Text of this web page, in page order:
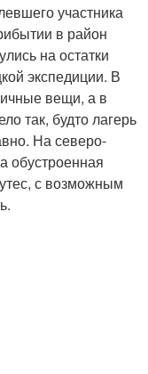
участника
в район
на остатки
экспедиции. В
вещи, а в
так, будто лагерь
На северо-
обустроенная
с возможным